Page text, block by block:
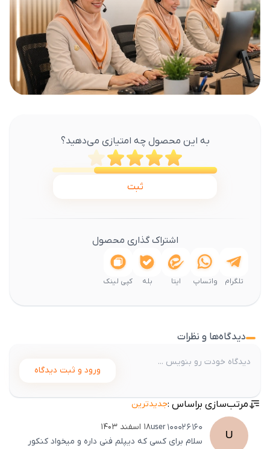
به این محصول چه امتیازی می‌دهید؟
ثبت
اشتراک گذاری محصول
تلگرام واتساپ ایتا بله کپی لینک
دیدگاه‌ها و نظرات
ورود و ثبت دیدگاه
مرتب‌سازی براساس :جدیدترین
U
user100026160
۱۸ اسفند ۱۴۰۳
سلام برای کسی که دیپلم فنی داره و میخواد کنکور